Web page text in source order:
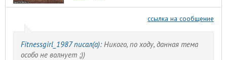
ссылка на сообщение
Fitnessgirl_1987 писал(а):Никого, по ходу, данная тема
особо не волнует ;))